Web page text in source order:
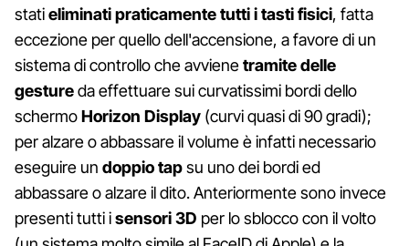
statieliminati praticamente tutti i tasti fisici, fatta
eccezione per quello dell'accensione, a favore di un
sistema di controllo che avvienetramite delle
gestureda effettuare sui curvatissimi bordi dello
schermoHorizon Display (curvi quasi di 90 gradi);
per alzare o abbassare il volume è infatti necessario
eseguire un doppio tapsu uno dei bordi ed
abbassare o alzare il dito. Anteriormente sono invece
presenti tutti isensori 3D per lo sblocco con il volto